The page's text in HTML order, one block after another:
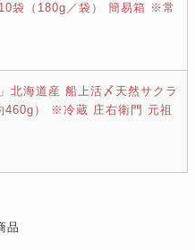
袋（180g／袋） 簡易箱 ※常
北海道産 船上活〆天然サクラ
460g） ※冷蔵 庄右衛門 元祖
品